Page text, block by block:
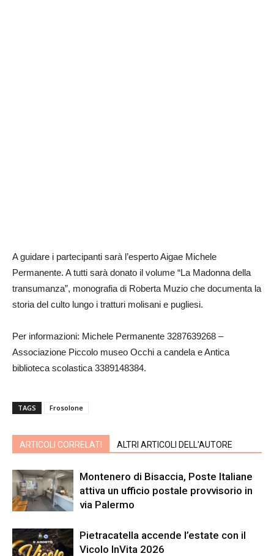
A guidare i partecipanti sarà l’esperto Aigae Michele
Permanente. A tutti sarà donato il volume “La Madonna della
transumanza”, monografia di Roberta Muzio che documenta la
storia del culto lungo i tratturi molisani e pugliesi.
Per informazioni: Michele Permanente 3287639268 –
Associazione Piccolo museo Occhi a candela e Antica
biblioteca scolastica 3389148384.
TAGS Frosolone
ARTICOLI CORRELATI ALTRI ARTICOLI DELL'AUTORE
Montenero di Bisaccia, Poste Italiane
attiva un ufficio postale provvisorio in
via Palermo
Pietracatella accende l’estate con il
Vicolo InVita 2026